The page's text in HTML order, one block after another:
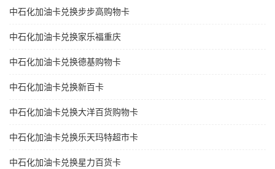
中石化加油卡兑换步步高购物卡
中石化加油卡兑换家乐福重庆
中石化加油卡兑换德基购物卡
中石化加油卡兑换新百卡
中石化加油卡兑换大洋百货购物卡
中石化加油卡兑换乐天玛特超市卡
中石化加油卡兑换星力百货卡